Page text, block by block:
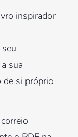
inspirador
sua
de si próprio